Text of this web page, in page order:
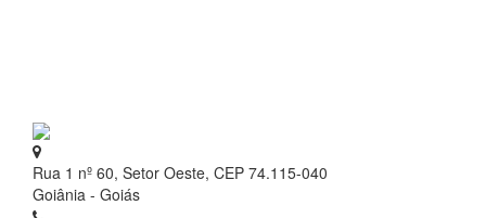
Rua 1 nº 60, Setor Oeste, CEP 74.115-040
Goiânia - Goiás